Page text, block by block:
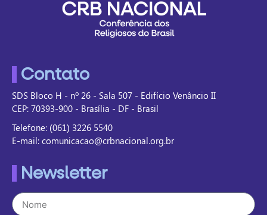
Contato
SDS Bloco H - nº 26 - Sala 507 - Edifício Venâncio II
CEP: 70393-900 - Brasília - DF - Brasil
Telefone: (061) 3226 5540
E-mail: comunicacao@crbnacional.org.br
Newsletter